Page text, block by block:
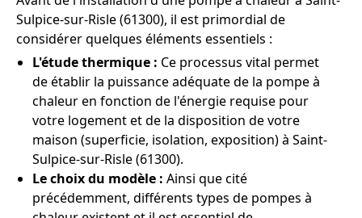
Sulpice-sur-Risle (61300), il est primordial de
considérer quelques éléments essentiels :
L'étude thermique : Ce processus vital permet
de établir la puissance adéquate de la pompe à
chaleur en fonction de l'énergie requise pour
votre logement et de la disposition de votre
maison (superficie, isolation, exposition) à Saint-
Sulpice-sur-Risle (61300).
Le choix du modèle : Ainsi que cité
précédemment, différents types de pompes à